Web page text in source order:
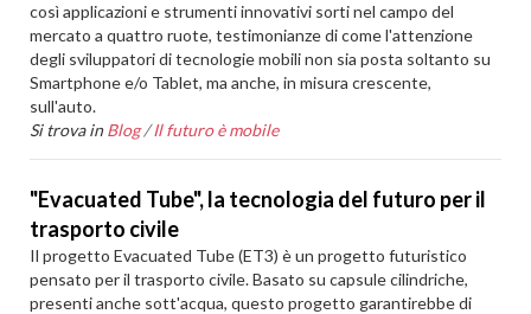
così applicazioni e strumenti innovativi sorti nel campo del
mercato a quattro ruote, testimonianze di come l'attenzione
degli sviluppatori di tecnologie mobili non sia posta soltanto su
Smartphone e/o Tablet, ma anche, in misura crescente,
sull'auto.
Si trova in Blog /Il futuro è mobile
"Evacuated Tube", la tecnologia del futuro per il
trasporto civile
Il progetto Evacuated Tube (ET3) è un progetto futuristico
pensato per il trasporto civile. Basato su capsule cilindriche,
presenti anche sott'acqua, questo progetto garantirebbe di